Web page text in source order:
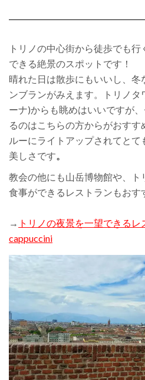
トリノの中心街から徒歩でも
できる絶景のスポットです！
晴れた日は散歩にもいいし、
ンブランがみえます。
トリノ
ーナ)からも眺めはいいですが
るのはこちらの方からがおすす
ルーにライトアップされてと
美しさです 。
教会の他にも山岳博物館や、ト
食事ができるレストランもおす
→ トリノの夜景を一望できるレ
cappuccini